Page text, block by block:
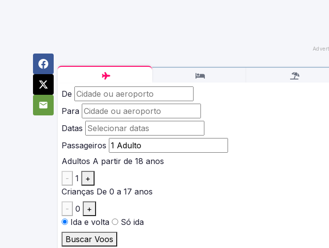
De
Para
Datas
Passageiros
Adultos A partir de 18 anos
-
1
+
Crianças De 0 a 17 anos
-
0
+
Ida e volta
Só ida
Buscar Voos